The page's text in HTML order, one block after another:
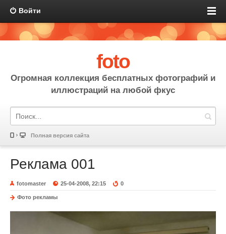
Войти
foto
Огромная коллекция бесплатных фотографий и
иллюстраций на любой фкус
Полная версия сайта
Реклама 001
fotomaster 25-04-2008, 22:15 0
Фото рекламы